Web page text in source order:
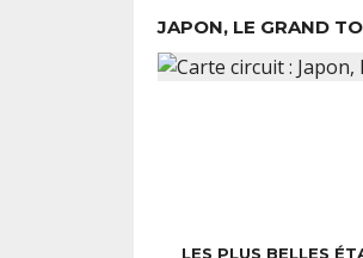
JAPON, LE GRAND
LES PLUS BELLES